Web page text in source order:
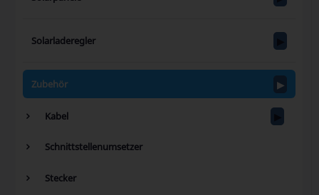
Solarladeregler
Zubehör
Kabel
Schnittstellenumsetzer
Stecker